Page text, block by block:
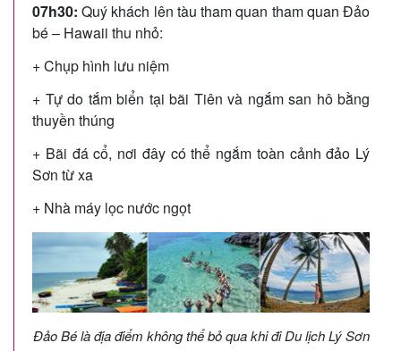
07h30: Quý khách lên tàu tham quan tham quan Đảo
bé – Hawaii thu nhỏ:
+ Chụp hình lưu niệm
+ Tự do tắm biển tại bãi Tiên và ngắm san hô bằng
thuyền thúng
+ Bãi đá cổ, nơi đây có thể ngắm toàn cảnh đảo Lý
Sơn từ xa
+ Nhà máy lọc nước ngọt
Đảo Bé là địa điểm không thể bỏ qua khi đi Du lịch Lý Sơn